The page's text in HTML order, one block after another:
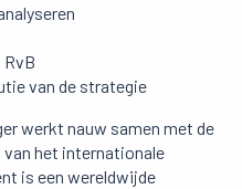
van de strategie
werkt nauw samen met de
van het internationale
is een wereldwijde